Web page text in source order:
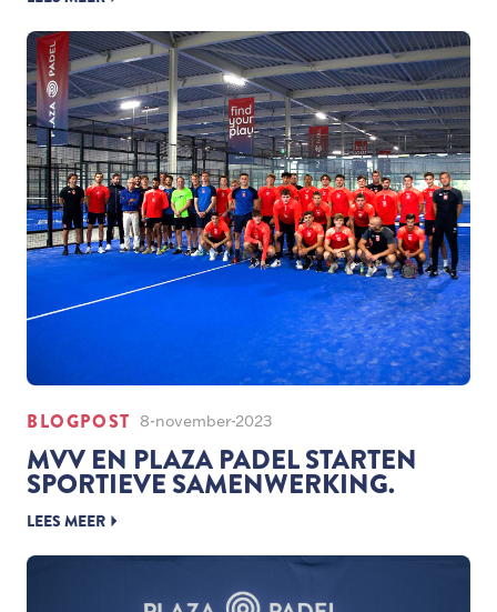
BLOGPOST 8-november-2023
MVV EN PLAZA PADEL STARTEN
SPORTIEVE SAMENWERKING.
LEES MEER